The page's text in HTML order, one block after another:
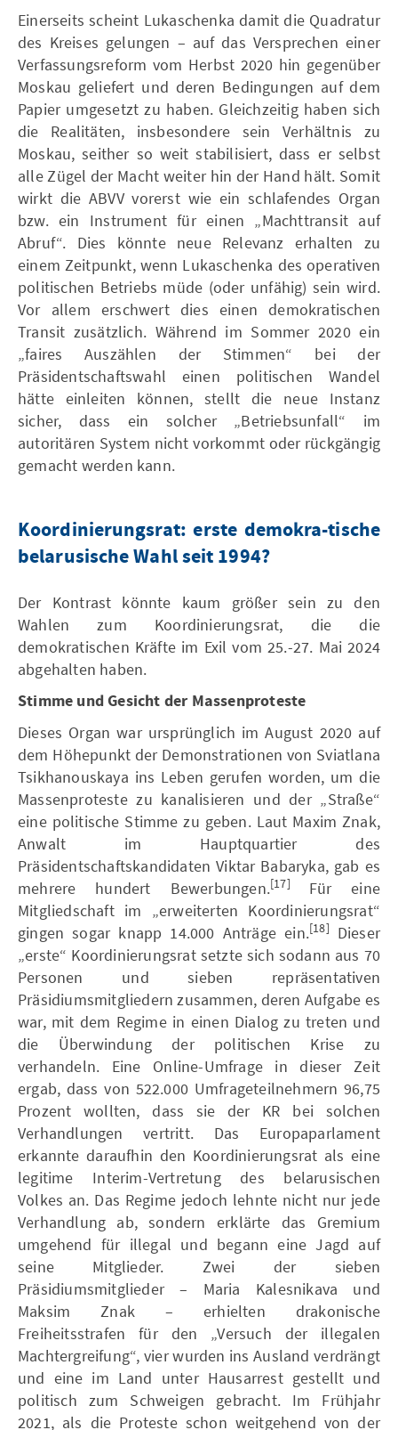
Einerseits scheint Lukaschenka damit die Quadratur
des Kreises gelungen – auf das Versprechen einer
Verfassungsreform vom Herbst 2020 hin gegenüber
Moskau geliefert und deren Bedingungen auf dem
Papier umgesetzt zu haben. Gleichzeitig haben sich
die Realitäten, insbesondere sein Verhältnis zu
Moskau, seither so weit stabilisiert, dass er selbst
alle Zügel der Macht weiter hin der Hand hält. Somit
wirkt die ABVV vorerst wie ein schlafendes Organ
bzw. ein Instrument für einen „Machttransit auf
Abruf“. Dies könnte neue Relevanz erhalten zu
einem Zeitpunkt, wenn Lukaschenka des operativen
politischen Betriebs müde (oder unfähig) sein wird.
Vor allem erschwert dies einen demokratischen
Transit zusätzlich. Während im Sommer 2020 ein
„faires Auszählen der Stimmen“ bei der
Präsidentschaftswahl einen politischen Wandel
hätte einleiten können, stellt die neue Instanz
sicher, dass ein solcher „Betriebsunfall“ im
autoritären System nicht vorkommt oder rückgängig
gemacht werden kann.
Koordinierungsrat: erste demokra-tische
belarusische Wahl seit 1994?
Der Kontrast könnte kaum größer sein zu den
Wahlen zum Koordinierungsrat, die die
demokratischen Kräfte im Exil vom 25.-27. Mai 2024
abgehalten haben.
Stimme und Gesicht der Massenproteste
Dieses Organ war ursprünglich im August 2020 auf
dem Höhepunkt der Demonstrationen von Sviatlana
Tsikhanouskaya ins Leben gerufen worden, um die
Massenproteste zu kanalisieren und der „Straße“
eine politische Stimme zu geben. Laut Maxim Znak,
Anwalt im Hauptquartier des
Präsidentschaftskandidaten Viktar Babaryka, gab es
mehrere hundert Bewerbungen.[17] Für eine
Mitgliedschaft im „erweiterten Koordinierungsrat“
gingen sogar knapp 14.000 Anträge ein.[18]
Dieser
„erste“ Koordinierungsrat setzte sich sodann aus 70
Personen und sieben repräsentativen
Präsidiumsmitgliedern zusammen, deren Aufgabe es
war, mit dem Regime in einen Dialog zu treten und
die Überwindung der politischen Krise zu
verhandeln. Eine Online-Umfrage in dieser Zeit
ergab, dass von 522.000 Umfrageteilnehmern 96,75
Prozent wollten, dass sie der KR bei solchen
Verhandlungen vertritt. Das Europaparlament
erkannte daraufhin den Koordinierungsrat als eine
legitime Interim-Vertretung des belarusischen
Volkes an. Das Regime jedoch lehnte nicht nur jede
Verhandlung ab, sondern erklärte das Gremium
umgehend für illegal und begann eine Jagd auf
seine Mitglieder. Zwei der sieben
Präsidiumsmitglieder – Maria Kalesnikava und
Maksim Znak – erhielten drakonische
Freiheitsstrafen für den „Versuch der illegalen
Machtergreifung“, vier wurden ins Ausland verdrängt
und eine im Land unter Hausarrest gestellt und
politisch zum Schweigen gebracht. Im Frühjahr
2021, als die Proteste schon weitgehend von der